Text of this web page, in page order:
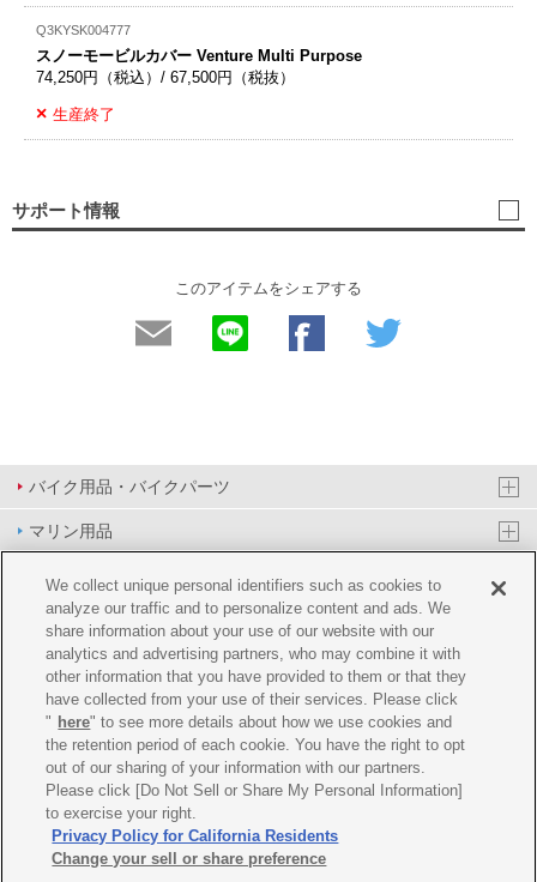
Q3KYSK004777
スノーモービルカバー Venture Multi Purpose
74,250円（税込）/ 67,500円（税抜）
生産終了
サポート情報
このアイテムをシェアする
バイク用品・バイクパーツ
マリン用品
PAS/YPJ用品
その他用品
イベント&エンターテイメント
オンラインショップ
企業情報
ご利用規約 推薦環境 プライバシーポリシー Cookie ポリシー
We collect unique personal identifiers such as cookies to
analyze our traffic and to personalize content and ads. We
share information about your use of our website with our
analytics and advertising partners, who may combine it with
other information that you have provided to them or that they
have collected from your use of their services. Please click
" here" to see more details about how we use cookies and
the retention period of each cookie. You have the right to opt
out of our sharing of your information with our partners.
Please click [Do Not Sell or Share My Personal Information]
to exercise your right.
Privacy Policy for California Residents
Change your sell or share preference